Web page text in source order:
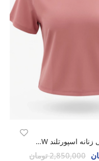
تی شرت ورزشی زنانه اسپورتلند SHIFT Move W
2,850,000 تومان